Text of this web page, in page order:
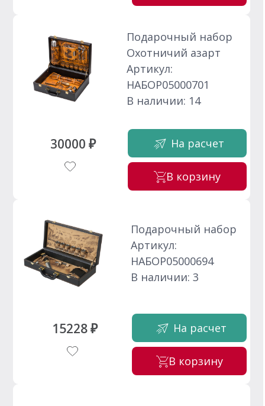
30000 ₽
Подарочный набор
Охотничий азарт
Артикул:
НАБОР05000701
В наличии: 14
На расчет
В корзину
15228 ₽
Подарочный набор
Артикул:
НАБОР05000694
В наличии: 3
На расчет
В корзину